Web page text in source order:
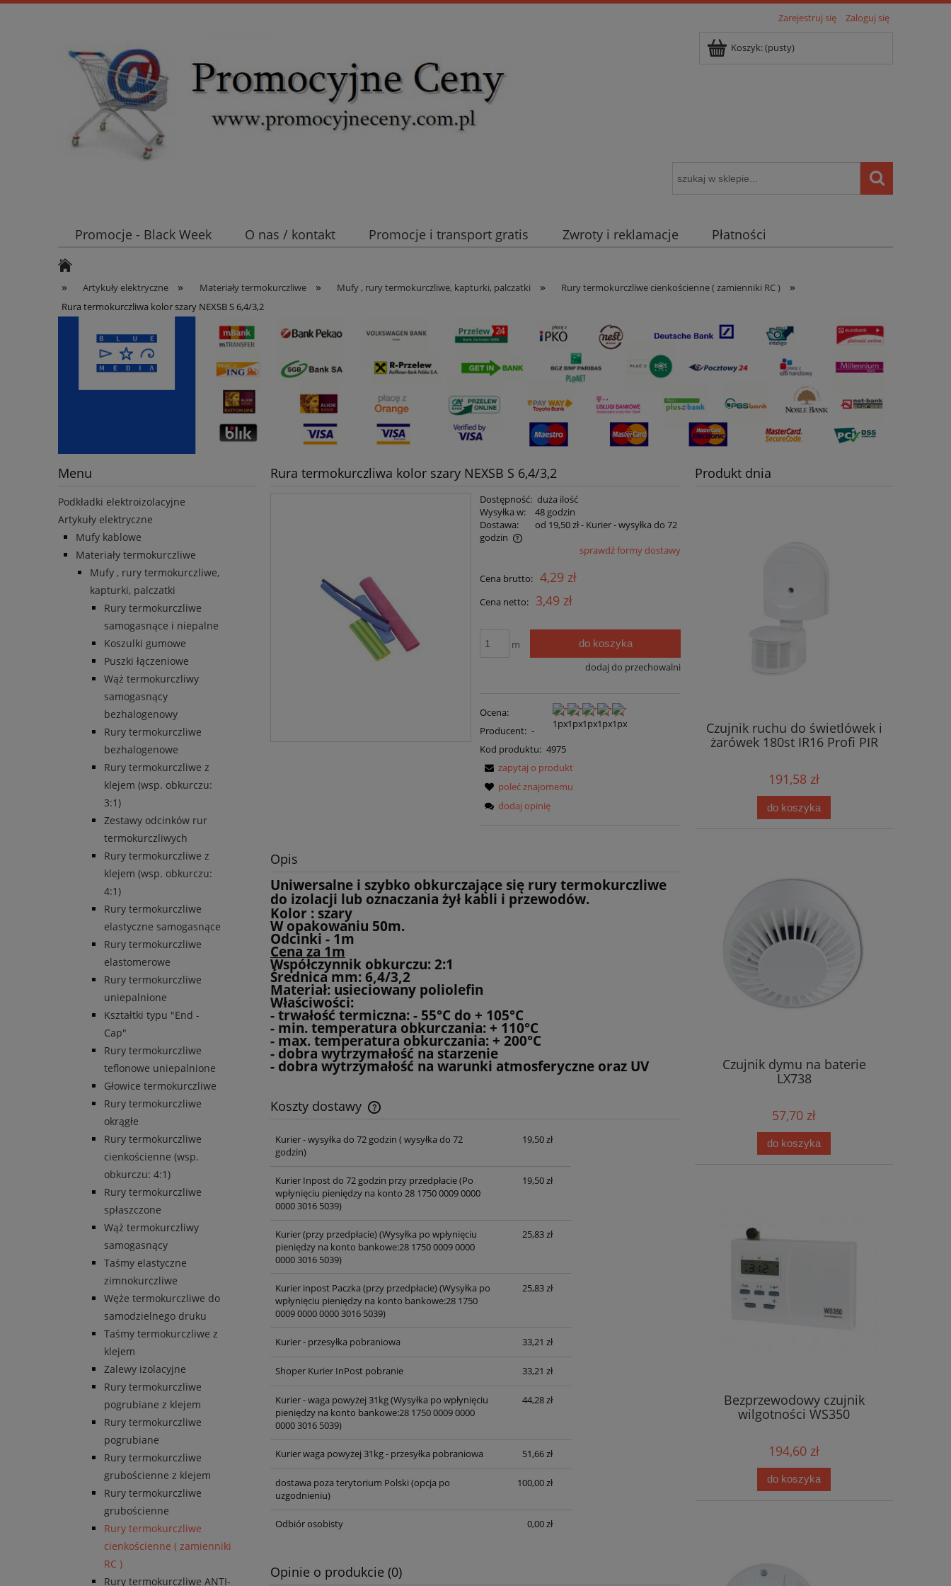
Zarejestruj się Zaloguj się
Koszyk:(pusty)
Promocje - Black Week O nas / kontakt Promocje i transport gratis Zwroty i reklamacje
Płatności
» Artykuły elektryczne » Materiały termokurczliwe » Mufy , rury termokurczliwe, kapturki, palczatki » Rury termokurczliwe cienkościenne ( zamienniki RC ) »
Rura termokurczliwa kolor szary NEXSB S 6,4/3,2
Menu
Podkładki elektroizolacyjne
Artykuły elektryczne
Mufy kablowe
Materiały termokurczliwe
Mufy , rury termokurczliwe,
kapturki, palczatki
Rury termokurczliwe
samogasnące i niepalne
Koszulki gumowe
Puszki łączeniowe
Wąż termokurczliwy
samogasnący
bezhalogenowy
Rury termokurczliwe
bezhalogenowe
Rury termokurczliwe z
klejem (wsp. obkurczu:
3:1)
Zestawy odcinków rur
termokurczliwych
Rury termokurczliwe z
klejem (wsp. obkurczu:
4:1)
Rury termokurczliwe
elastyczne samogasnące
Rury termokurczliwe
elastomerowe
Rury termokurczliwe
uniepalnione
Kształtki typu "End -
Cap"
Rury termokurczliwe
teflonowe uniepalnione
Głowice termokurczliwe
Rury termokurczliwe
okrągłe
Rury termokurczliwe
cienkościenne (wsp.
obkurczu: 4:1)
Rury termokurczliwe
spłaszczone
Wąż termokurczliwy
samogasnący
Taśmy elastyczne
zimnokurczliwe
Węże termokurczliwe do
samodzielnego druku
Taśmy termokurczliwe z
klejem
Zalewy izolacyjne
Rury termokurczliwe
pogrubiane z klejem
Rury termokurczliwe
pogrubiane
Rury termokurczliwe
grubościenne z klejem
Rury termokurczliwe
grubościenne
Rury termokurczliwe
cienkościenne ( zamienniki
RC )
Rury termokurczliwe ANTI-
Rura termokurczliwa kolor szary NEXSB S 6,4/3,2
Dostępność: duża ilość
Wysyłka w:
48 godzin
Dostawa:
od 19,50 zł- Kurier - wysyłka do 72
godzin
płatności
sprawdź formy dostawy
Cena brutto: 4,29 zł
Cena netto: 3,49 zł
m do koszyka
dodaj do przechowalni
Ocena:
Producent: -
Kod produktu: 4975
zapytaj o produkt
poleć znajomemu
dodaj opinię
Opis
Uniwersalne i szybko obkurczające się rury termokurczliwe
do izolacji lub oznaczania żył kabli i przewodów.
Kolor : szary
W opakowaniu 50m.
Odcinki - 1m
Cena za 1m
Współczynnik obkurczu: 2:1
Średnica mm: 6,4/3,2
Materiał: usieciowany poliolefin
Właściwości:
- trwałość termiczna: - 55°C do + 105°C
- min. temperatura obkurczania: + 110°C
- max. temperatura obkurczania: + 200°C
- dobra wytrzymałość na starzenie
- dobra wytrzymałość na warunki atmosferyczne oraz UV
Koszty dostawy
Cena nie zawiera ewentualnych kosztów
Kurier - wysyłka do 72 godzin ( wysyłka do 72
godzin)
19,50 zł
Kurier Inpost do 72 godzin przy przedpłacie(Po
wpłynięciu pieniędzy na konto 28 1750 0009 0000
0000 3016 5039)
19,50 zł
Kurier (przy przedpłacie)(Wysyłka po wpłynięciu
pieniędzy na konto bankowe:28 1750 0009 0000
0000 3016 5039)
25,83 zł
Kurier inpost Paczka (przy przedpłacie)(Wysyłka po
wpłynięciu pieniędzy na konto bankowe:28 1750
0009 0000 0000 3016 5039)
25,83 zł
Kurier - przesyłka pobraniowa 33,21 zł
Shoper Kurier InPost pobranie 33,21 zł
Kurier - waga powyżej 31kg(Wysyłka po wpłynięciu
pieniędzy na konto bankowe:28 1750 0009 0000
0000 3016 5039)
44,28 zł
Kurier waga powyżej 31kg - przesyłka pobraniowa 51,66 zł
dostawa poza terytorium Polski (opcja po
uzgodnieniu)
100,00 zł
Odbiór osobisty 0,00 zł
Opinie o produkcie (0)
Produkt dnia
Czujnik ruchu do świetlówek i
żarówek 180st IR16 Profi PIR
191,58 zł
do koszyka
Czujnik dymu na baterie
LX738
57,70 zł
do koszyka
Bezprzewodowy czujnik
wilgotności WS350
194,60 zł
do koszyka